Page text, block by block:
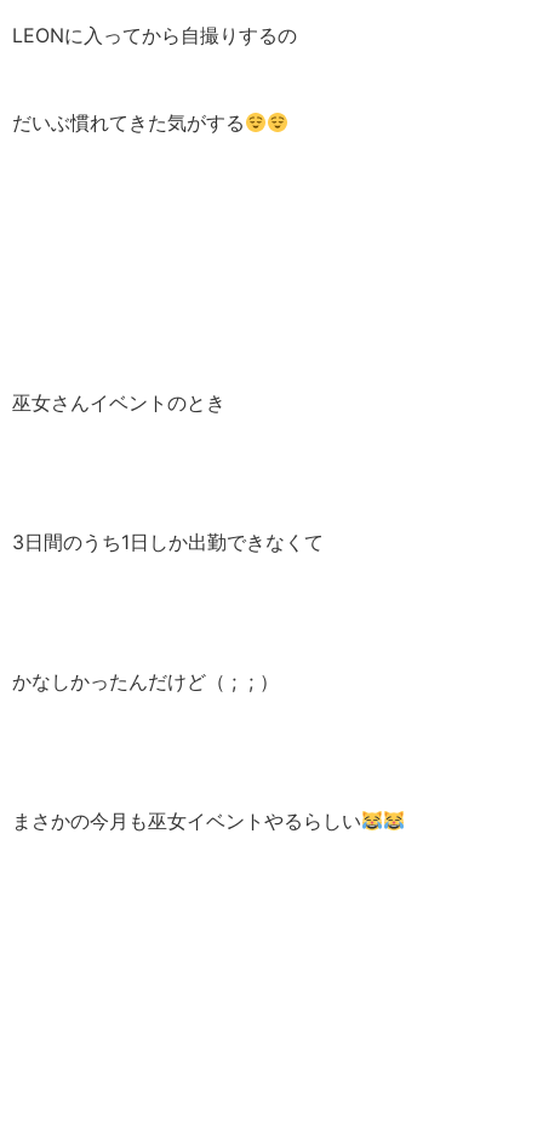
LEONに入ってから自撮りするの
だいぶ慣れてきた気がする
巫女さんイベントのとき
3日間のうち1日しか出勤できなくて
かなしかったんだけど（ ; ; ）
まさかの今月も巫女イベントやるらしい